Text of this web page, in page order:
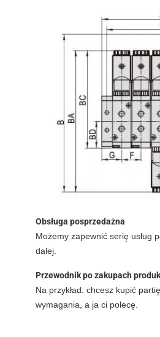
Obsługa posprzedażna
Możemy zapewnić serię usług
dalej.
Przewodnik po zakupach
Na przykład: chcesz kupić
wymagania, a ja ci polecę.